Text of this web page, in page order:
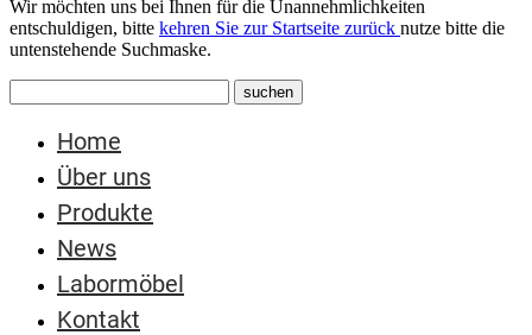
Wir möchten uns bei Ihnen für die Unannehmlichkeiten
entschuldigen, bitte kehren Sie zur Startseite zurück nutze bitte die
untenstehende Suchmaske.
Home
Über uns
Produkte
News
Labormöbel
Kontakt